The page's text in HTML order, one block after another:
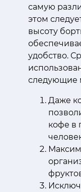
самую
этом
высоту
удобство.
следующие
Даже
кофе в